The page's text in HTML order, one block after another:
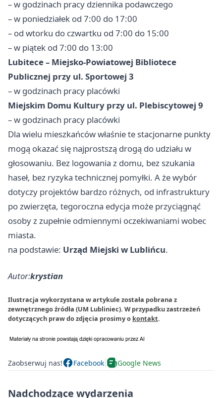
– w godzinach pracy dziennika podawczego
– w poniedziałek od 7:00 do 17:00
– od wtorku do czwartku od 7:00 do 15:00
– w piątek od 7:00 do 13:00
Lubitece – Miejsko-Powiatowej Bibliotece
Publicznej przy ul. Sportowej 3
– w godzinach pracy placówki
Miejskim Domu Kultury przy ul. Plebiscytowej 9
– w godzinach pracy placówki
Dla wielu mieszkańców właśnie te stacjonarne punkty
mogą okazać się najprostszą drogą do udziału w
głosowaniu. Bez logowania z domu, bez szukania
haseł, bez ryzyka technicznej pomyłki. A że wybór
dotyczy projektów bardzo różnych, od infrastruktury
po zwierzęta, tegoroczna edycja może przyciągnąć
osoby z zupełnie odmiennymi oczekiwaniami wobec
miasta.
na podstawie: Urząd Miejski w Lublińcu.
Autor:krystian
Ilustracja wykorzystana w artykule została pobrana z
zewnętrznego źródła (UM Lubliniec). W przypadku zastrzeżeń
dotyczących praw do zdjęcia prosimy o kontakt.
Zaobserwuj nas! Facebook Google News
Nadchodzące wydarzenia